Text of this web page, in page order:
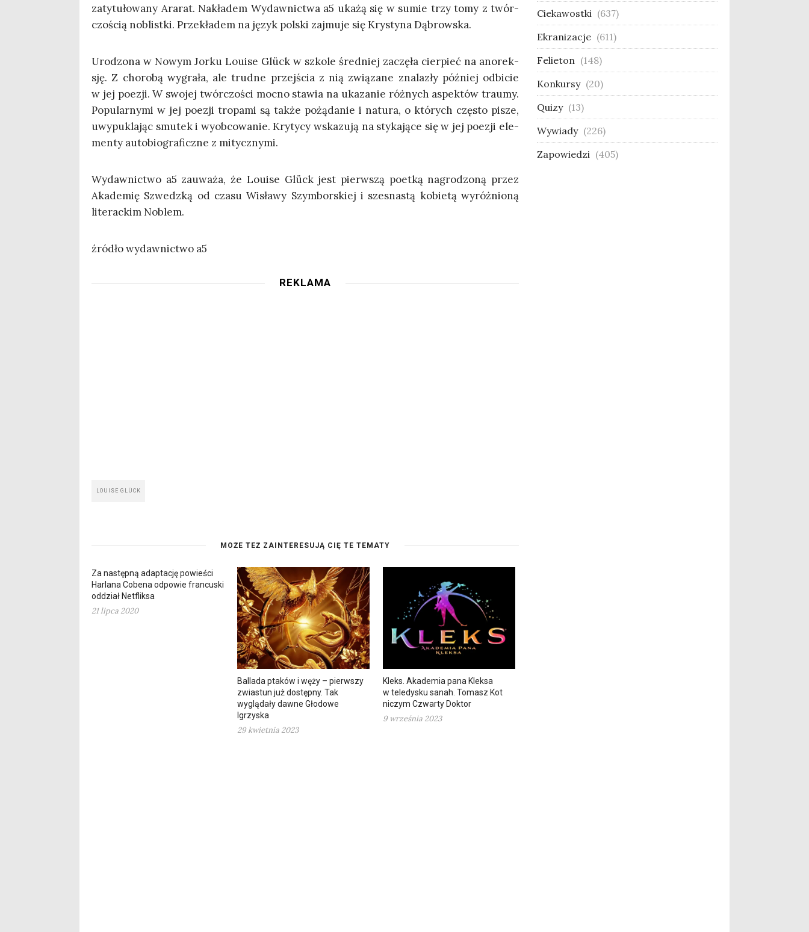
zaty­tu­ło­wa­ny Ara­rat. Nakła­dem Wydaw­nic­twa a5 uka­żą się w sumie trzy tomy z twór­
czo­ścią noblist­ki. Prze­kła­dem na język pol­ski zaj­mu­je się Kry­sty­na Dąbrowska.
Uro­dzo­na w Nowym Jor­ku Louise Glück w szko­le śred­niej zaczę­ła cier­pieć na ano­rek­
sję. Z cho­ro­bą wygra­ła, ale trud­ne przej­ścia z nią zwią­za­ne zna­la­zły póź­niej odbi­cie
w jej poezji. W swo­jej twór­czo­ści moc­no sta­wia na uka­za­nie róż­nych aspek­tów trau­my.
Popu­lar­ny­mi w jej poezji tro­pa­mi są tak­że pożą­da­nie i natu­ra, o któ­rych czę­sto pisze,
uwy­pu­kla­jąc smu­tek i wyob­co­wa­nie. Kry­ty­cy wska­zu­ją na sty­ka­ją­ce się w jej poezji ele­
men­ty auto­bio­gra­ficz­ne z mitycznymi.
Wydaw­nic­two a5 zauwa­ża, że Louise Glück jest pierw­szą poet­ką nagro­dzo­ną przez
Aka­de­mię Szwedz­ką od cza­su Wisła­wy Szym­bor­skiej i szes­na­stą kobie­tą wyróż­nio­ną
lite­rac­kim Noblem.
źró­dło wydaw­nic­two a5
REKLAMA
LOUISE GLÜCK
MOŻE TEŻ ZAINTERESUJĄ CIĘ TE TEMATY
Za następną adaptację powieści
Harlana Cobena odpowie francuski
oddział Netfliksa
21 lipca 2020
Ballada ptaków i węży – pierwszy
zwiastun już dostępny. Tak
wyglądały dawne Głodowe
Igrzyska
29 kwietnia 2023
Kleks. Akademia pana Kleksa
w teledysku sanah. Tomasz Kot
niczym Czwarty Doktor
9 września 2023
Ciekawostki (637)
Ekranizacje (611)
Felieton (148)
Konkursy (20)
Quizy (13)
Wywiady (226)
Zapowiedzi (405)